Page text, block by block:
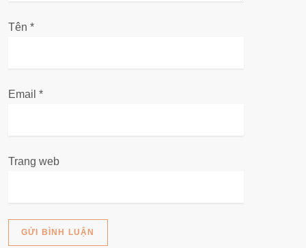
Tên *
Email *
Trang web